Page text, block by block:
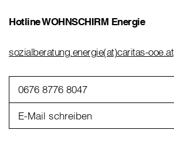
Hotline WOHNSCHIRM Energie
sozialberatung.energie(at)caritas-ooe.at
0676 8776 8047
E-Mail schreiben